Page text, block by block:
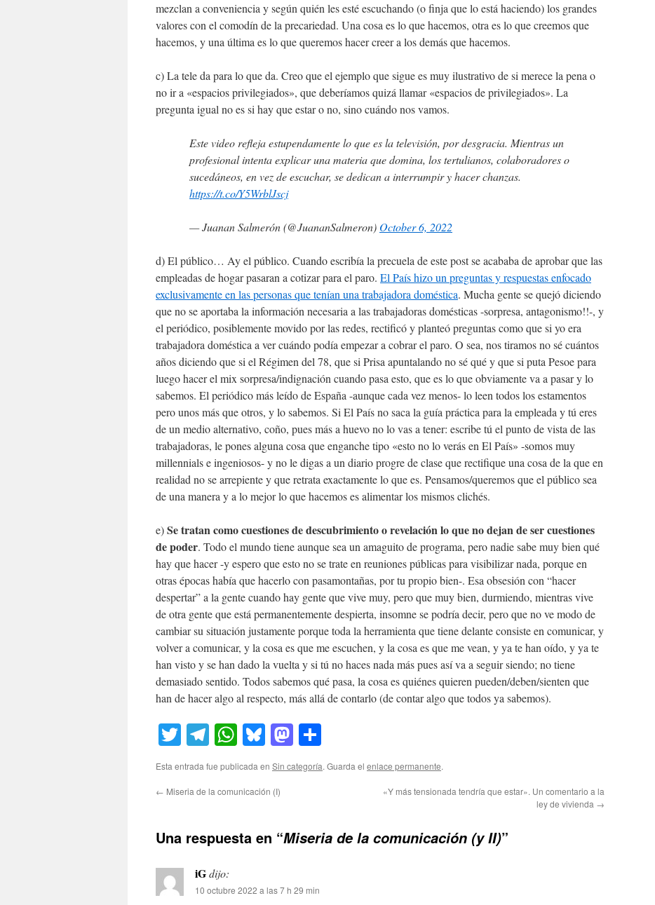
mezclan a conveniencia y según quién les esté escuchando (o finja que lo está haciendo) los grandes
valores con el comodín de la precariedad. Una cosa es lo que hacemos, otra es lo que creemos que
hacemos, y una última es lo que queremos hacer creer a los demás que hacemos.
c) La tele da para lo que da. Creo que el ejemplo que sigue es muy ilustrativo de si merece la pena o
no ir a «espacios privilegiados», que deberíamos quizá llamar «espacios de privilegiados». La
pregunta igual no es si hay que estar o no, sino cuándo nos vamos.
Este video refleja estupendamente lo que es la televisión, por desgracia. Mientras un
profesional intenta explicar una materia que domina, los tertulianos, colaboradores o
sucedáneos, en vez de escuchar, se dedican a interrumpir y hacer chanzas.
https://t.co/Y5WrblJscj
— Juanan Salmerón (@JuananSalmeron) October 6, 2022
d) El público… Ay el público. Cuando escribía la precuela de este post se acababa de aprobar que las
empleadas de hogar pasaran a cotizar para el paro. El País hizo un preguntas y respuestas enfocado
exclusivamente en las personas que tenían una trabajadora doméstica. Mucha gente se quejó diciendo
que no se aportaba la información necesaria a las trabajadoras domésticas -sorpresa, antagonismo!!-, y
el periódico, posiblemente movido por las redes, rectificó y planteó preguntas como que si yo era
trabajadora doméstica a ver cuándo podía empezar a cobrar el paro. O sea, nos tiramos no sé cuántos
años diciendo que si el Régimen del 78, que si Prisa apuntalando no sé qué y que si puta Pesoe para
luego hacer el mix sorpresa/indignación cuando pasa esto, que es lo que obviamente va a pasar y lo
sabemos. El periódico más leído de España -aunque cada vez menos- lo leen todos los estamentos
pero unos más que otros, y lo sabemos. Si El País no saca la guía práctica para la empleada y tú eres
de un medio alternativo, coño, pues más a huevo no lo vas a tener: escribe tú el punto de vista de las
trabajadoras, le pones alguna cosa que enganche tipo «esto no lo verás en El País» -somos muy
millennials e ingeniosos- y no le digas a un diario progre de clase que rectifique una cosa de la que en
realidad no se arrepiente y que retrata exactamente lo que es. Pensamos/queremos que el público sea
de una manera y a lo mejor lo que hacemos es alimentar los mismos clichés.
e)Se tratan como cuestiones de descubrimiento o revelación lo que no dejan de ser cuestiones
de poder. Todo el mundo tiene aunque sea un amaguito de programa, pero nadie sabe muy bien qué
hay que hacer -y espero que esto no se trate en reuniones públicas para visibilizar nada, porque en
otras épocas había que hacerlo con pasamontañas, por tu propio bien-. Esa obsesión con “hacer
despertar” a la gente cuando hay gente que vive muy, pero que muy bien, durmiendo, mientras vive
de otra gente que está permanentemente despierta, insomne se podría decir, pero que no ve modo de
cambiar su situación justamente porque toda la herramienta que tiene delante consiste en comunicar, y
volver a comunicar, y la cosa es que me escuchen, y la cosa es que me vean, y ya te han oído, y ya te
han visto y se han dado la vuelta y si tú no haces nada más pues así va a seguir siendo; no tiene
demasiado sentido. Todos sabemos qué pasa, la cosa es quiénes quieren pueden/deben/sienten que
han de hacer algo al respecto, más allá de contarlo (de contar algo que todos ya sabemos).
TwitterTelegram
WhatsApp
BlueskyMastodon
Esta entrada fue publicada en Sin categoría. Guarda el enlace permanente.
← Miseria de la comunicación (I)
«Y más tensionada tendría que estar». Un comentario a la
ley de vivienda →
Una respuesta en “Miseria de la comunicación (y II)”
iGdijo:
10 octubre 2022 a las 7 h 29 min